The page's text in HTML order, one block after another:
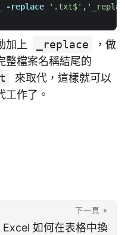
-replace '.txt$' ,
加上 _replace
，做
整檔案名稱結尾的
來取代，這樣就可以
工作了。
下一頁 »
Excel 如何在表格中換